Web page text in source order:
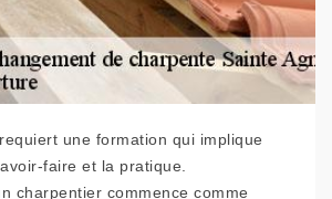
une formation qui implique
faire et la pratique.
charpentier commence comme